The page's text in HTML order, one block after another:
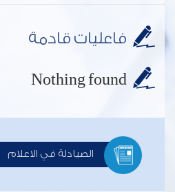
فاعليات قادمة
Nothing found
الصيادلة في الاعلام